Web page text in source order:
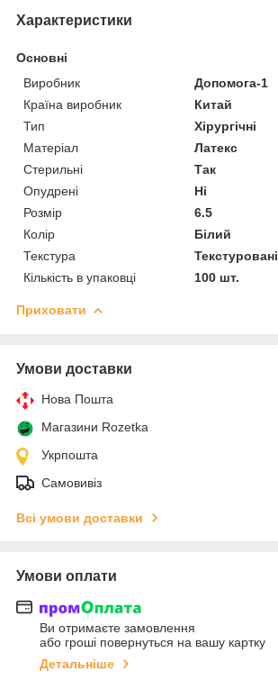
Характеристики
Основні
Виробник
Допомога-1
Країна виробник
Китай
Тип
Хірургічні
Матеріал
Латекс
Стерильні
Так
Опудрені
Ні
Розмір
6.5
Колір
Білий
Текстура
Текстуровані
Кількість в упаковці
100 шт.
Приховати
Умови доставки
Нова Пошта
Магазини Rozetka
Укрпошта
Самовивіз
Всі умови доставки
Умови оплати
Ви отримаєте замовлення
або гроші повернуться на вашу картку
Детальніше